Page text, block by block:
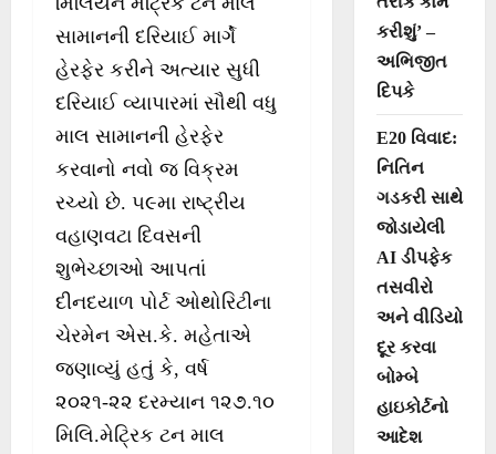
સામાનની દરિયાઈ માર્ગે
હેરફેર કરીને અત્યાર સુધી
દરિયાઈ વ્યાપારમાં સૌથી વધુ
માલ સામાનની હેરફેર
કરવાનો નવો જ વિક્રમ
રચ્યો છે. ૫૯મા રાષ્ટ્રીય
વહાણવટા દિવસની
શુભેચ્છાઓ આપતાં
દીનદયાળ પોર્ટ ઓથોરિટીના
ચેરમેન એસ.કે. મહેતાએ
જણાવ્યું હતું કે, વર્ષ
૨૦૨૧-૨૨ દરમ્યાન ૧૨૭.૧૦
મિલિ.મેટ્રિક ટન માલ
કરીશું’ –
અભિજીત
દિપકે
E20 વિવાદ:
નિતિન
ગડકરી સાથે
જોડાયેલી
AI ડીપફેક
તસવીરો
અને વીડિયો
દૂર કરવા
બોમ્બે
હાઇકોર્ટનો
આદેશ